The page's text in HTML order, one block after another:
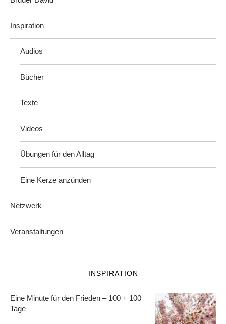
Inspiration
Audios
Bücher
Texte
Videos
Übungen für den Alltag
Eine Kerze anzünden
Netzwerk
Veranstaltungen
INSPIRATION
Eine Minute für den Frieden – 100 + 100
Tage